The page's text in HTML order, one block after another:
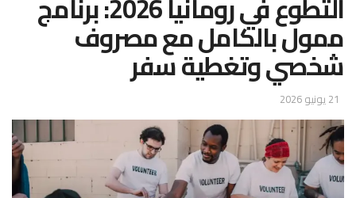
ممول بالكامل مع مصروف
شخصي وتغطية سفر
21 يونيو 2026